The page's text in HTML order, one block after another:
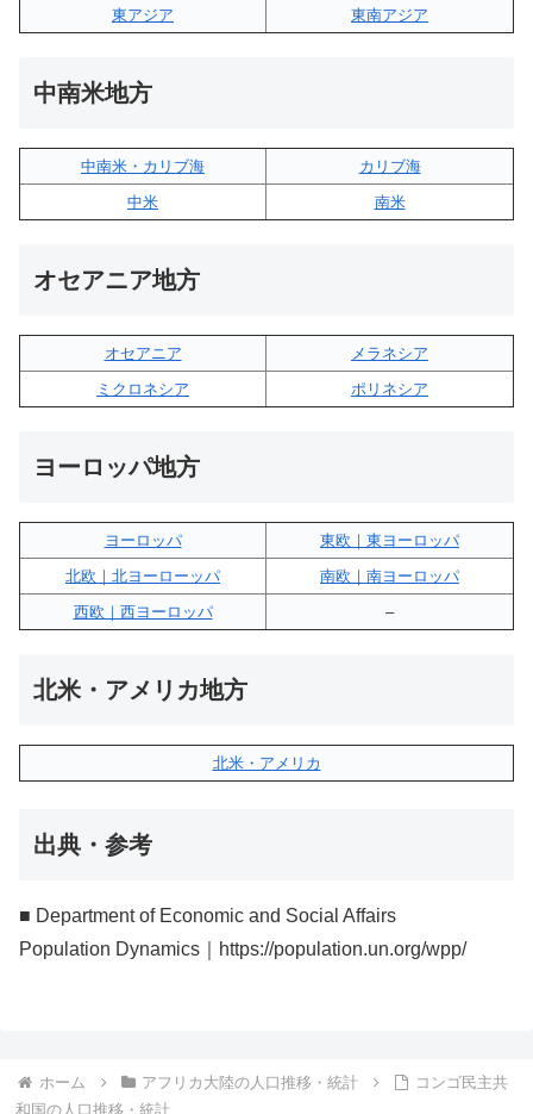
東アジア
東南アジア
中南米地方
中南米・カリブ海
カリブ海
中米
南米
オセアニア地方
オセアニア
メラネシア
ミクロネシア
ポリネシア
ヨーロッパ地方
ヨーロッパ
東欧｜東ヨーロッパ
北欧｜北ヨーローッパ
南欧｜南ヨーロッパ
西欧｜西ヨーロッパ
–
北米・アメリカ地方
北米・アメリカ
出典・参考
■ Department of Economic and Social Affairs
Population Dynamics｜https://population.un.org/wpp/
ホーム アフリカ大陸の人口推移・統計
コンゴ民主共
和国の人口推移・統計